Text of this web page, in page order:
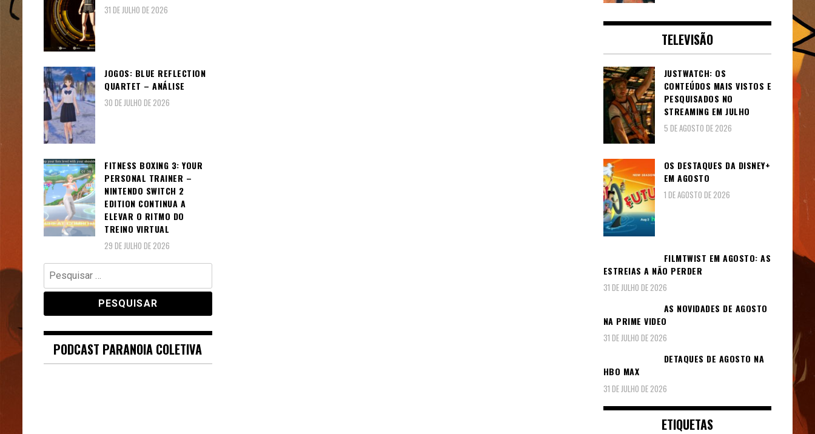
31 DE JULHO DE 2026
JOGOS: BLUE REFLECTION
QUARTET – ANÁLISE
30 DE JULHO DE 2026
FITNESS BOXING 3: YOUR
PERSONAL TRAINER –
NINTENDO SWITCH 2
EDITION CONTINUA A
ELEVAR O RITMO DO
TREINO VIRTUAL
29 DE JULHO DE 2026
Pesquisar
por:
PODCAST PARANOIA COLETIVA
TELEVISÃO
JUSTWATCH: OS
CONTEÚDOS MAIS VISTOS E
PESQUISADOS NO
STREAMING EM JULHO
5 DE AGOSTO DE 2026
OS DESTAQUES DA DISNEY+
EM AGOSTO
1 DE AGOSTO DE 2026
FILMTWIST EM AGOSTO: AS
ESTREIAS A NÃO PERDER
31 DE JULHO DE 2026
AS NOVIDADES DE AGOSTO
NA PRIME VIDEO
31 DE JULHO DE 2026
DETAQUES DE AGOSTO NA
HBO MAX
31 DE JULHO DE 2026
ETIQUETAS